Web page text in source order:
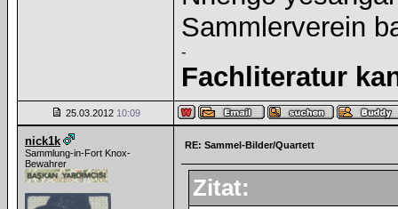
Sammlerverein
-
Fachliteratur
25.03.2012 10:09
nick1k
Sammlung-in-Fort Knox-
Bewahrer
RE: Sammel-Bilder/Quartett
Zitat: